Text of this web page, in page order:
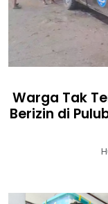
Warga Tak
Berizin di